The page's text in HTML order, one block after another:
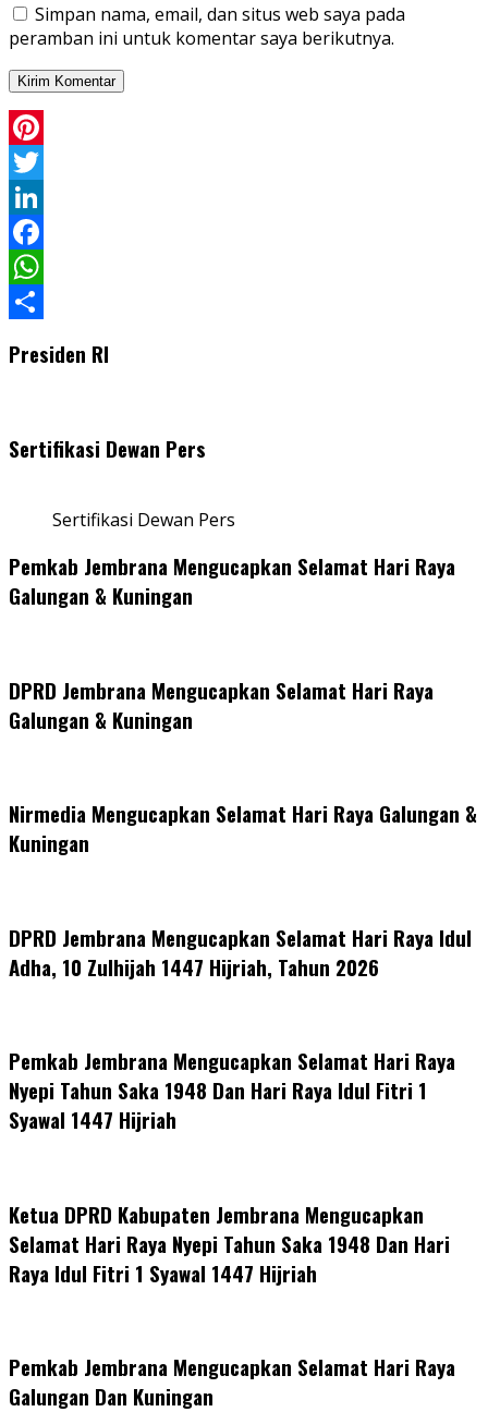
Simpan nama, email, dan situs web saya pada
peramban ini untuk komentar saya berikutnya.
Pinterest
Twitter
LinkedIn
Facebook
WhatsApp
Presiden RI
Sertifikasi Dewan Pers
Sertifikasi Dewan Pers
Pemkab Jembrana Mengucapkan Selamat Hari Raya
Galungan & Kuningan
DPRD Jembrana Mengucapkan Selamat Hari Raya
Galungan & Kuningan
Nirmedia Mengucapkan Selamat Hari Raya Galungan &
Kuningan
DPRD Jembrana Mengucapkan Selamat Hari Raya Idul
Adha, 10 Zulhijah 1447 Hijriah, Tahun 2026
Pemkab Jembrana Mengucapkan Selamat Hari Raya
Nyepi Tahun Saka 1948 Dan Hari Raya Idul Fitri 1
Syawal 1447 Hijriah
Ketua DPRD Kabupaten Jembrana Mengucapkan
Selamat Hari Raya Nyepi Tahun Saka 1948 Dan Hari
Raya Idul Fitri 1 Syawal 1447 Hijriah
Pemkab Jembrana Mengucapkan Selamat Hari Raya
Galungan Dan Kuningan